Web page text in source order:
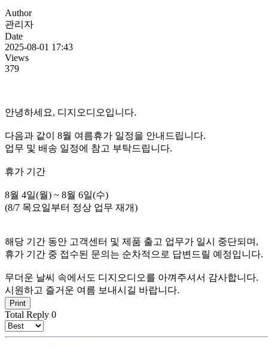
Author
관리자
Date
2025-08-01 17:43
Views
379
안녕하세요, 디지오디오입니다.
다음과 같이 8월 여름휴가 일정을 안내드립니다.
업무 및 배송 일정에 참고 부탁드립니다.
휴가 기간
8월 4일(월) ~ 8월 6일(수)
(8/7 목요일부터 정상 업무 재개)
해당 기간 동안 고객센터 및 제품 출고 업무가 일시 중단되며,
휴가 기간 중 접수된 문의는 순차적으로 답변드릴 예정입니다.
무더운 날씨 속에서도 디지오디오를 아껴주셔서 감사합니다.
시원하고 즐거운 여름 보내시길 바랍니다.
Print
Total Reply 0